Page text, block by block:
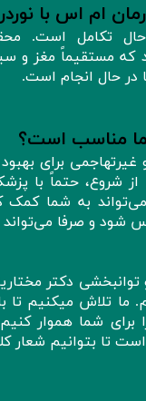
ام‌ اس با
حال تکامل است.
مستقیماً مغز و
در حال انجام است.
شما مناسب است؟
غیرتهاجمی برای
شروع، حتماً با
به شما کمک
شود و صرفا
دکتر
ما تلاش میکنیم
شما هموار
تا بتوانیم شعار